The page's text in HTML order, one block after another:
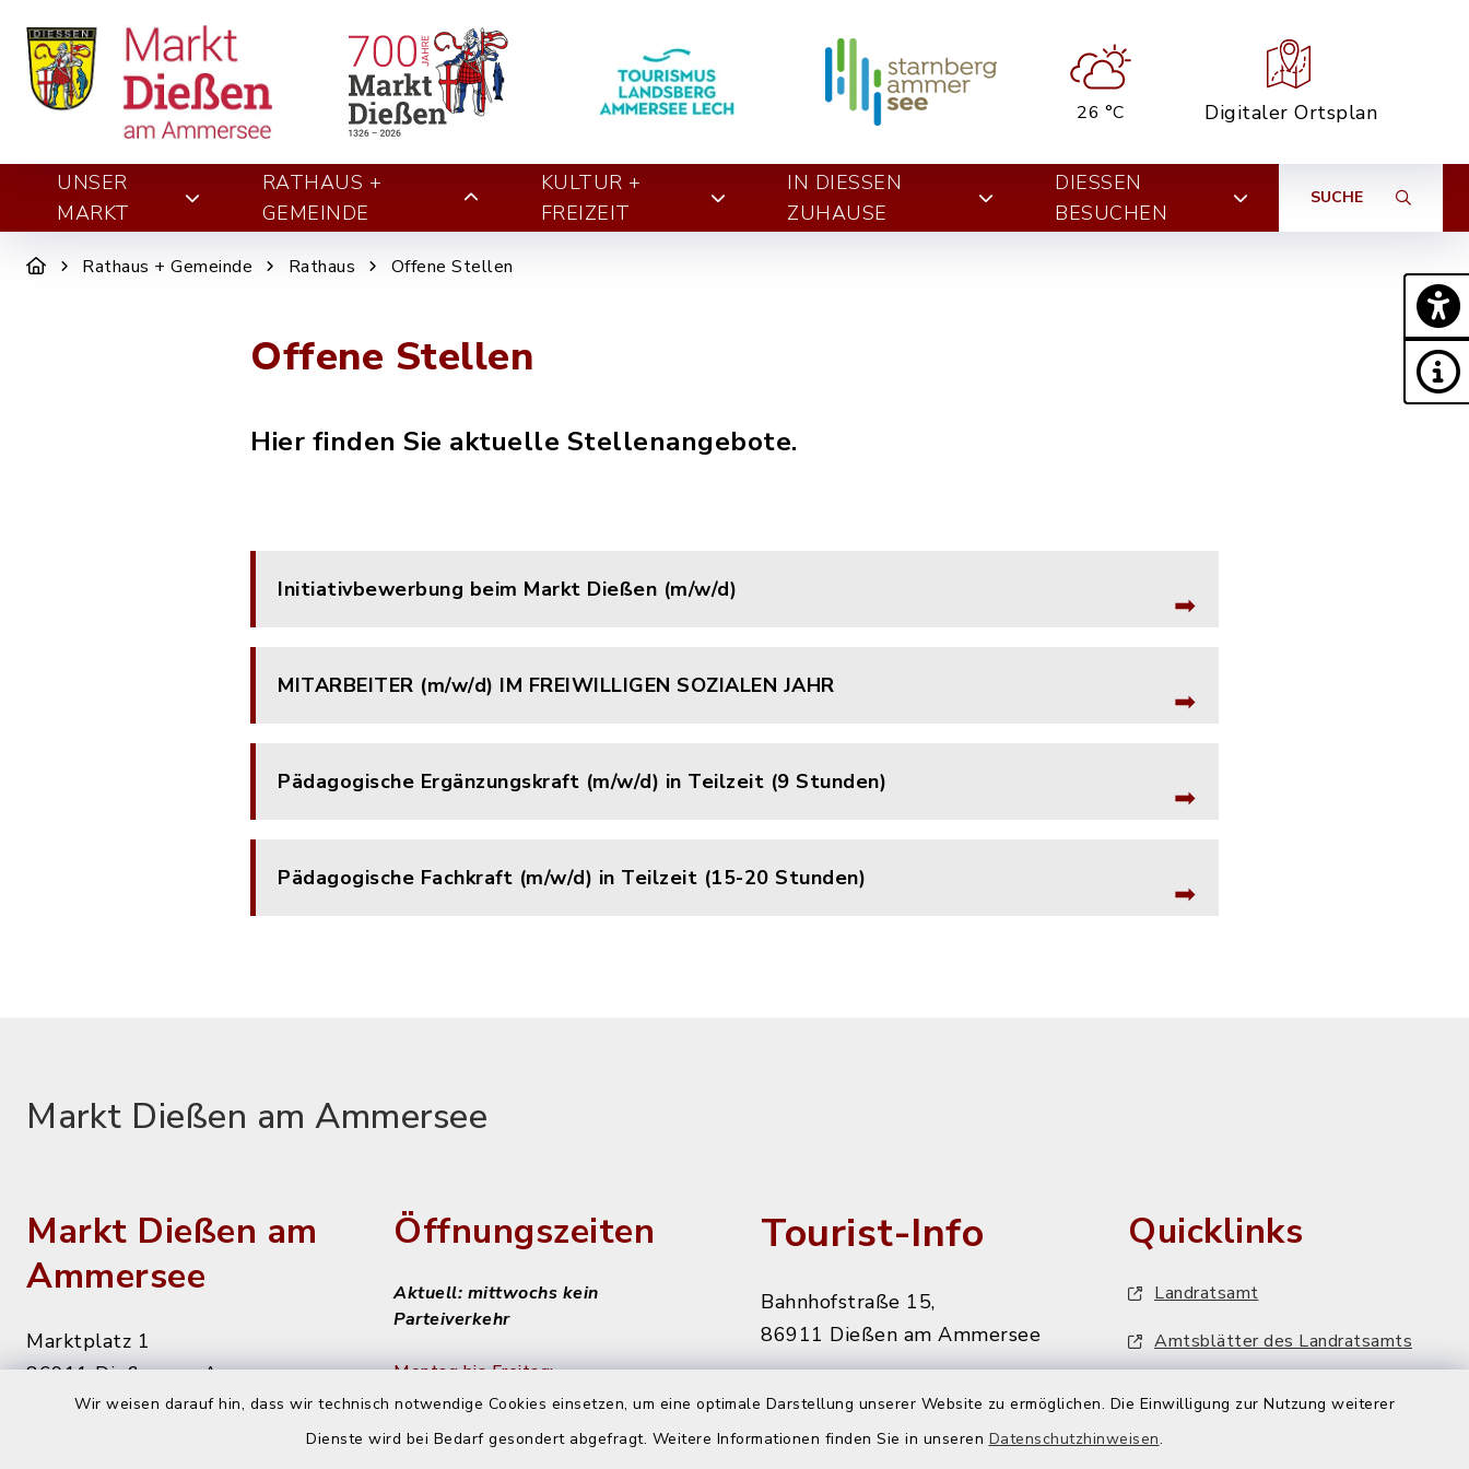
Wir weisen darauf hin, dass wir technisch notwendige Cookies einsetzen, um eine optimale Darstellung unserer Website zu ermöglichen. Die Einwilligung zur Nutzung weiterer
Dienste wird bei Bedarf gesondert abgefragt. Weitere Informationen finden Sie in unseren Datenschutzhinweisen.
26 °C Digitaler Ortsplan
UNSER
MARKT
RATHAUS +
GEMEINDE
KULTUR +
FREIZEIT
IN DIESSEN Z
UHAUSE
DIESSEN B
ESUCHEN
SUCHE
Rathaus + Gemeinde Rathaus Offene Stellen
Offene Stellen
Hier finden Sie aktuelle Stellenangebote.
Initiativbewerbung beim Markt Dießen (m/w/d)
MITARBEITER (m/w/d) IM FREIWILLIGEN SOZIALEN JAHR
Pädagogische Ergänzungskraft (m/w/d) in Teilzeit (9 Stunden)
Pädagogische Fachkraft (m/w/d) in Teilzeit (15-20 Stunden)
Markt Dießen am Ammersee
Markt Dießen am
Ammersee
Marktplatz 1
86911 Dießen am Ammersee
Öffnungszeiten
Aktuell: mittwochs kein
Parteiverkehr
Montag bis Freitag:
8 - 12 Uhr
Tourist-Info
Bahnhofstraße 15,
86911 Dießen am Ammersee
diessen@starnbergammersee.de
Quicklinks
Landratsamt
Amtsblätter des Landratsamts
VHS-Programm